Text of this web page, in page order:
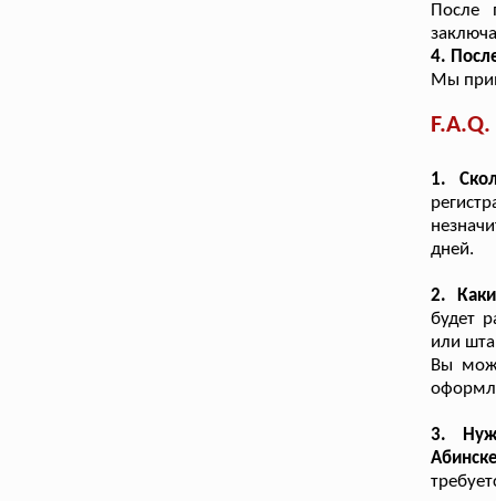
После
4.
Мы
F.A.Q.
1.
дней.
2.
будет
или
Вы
3.